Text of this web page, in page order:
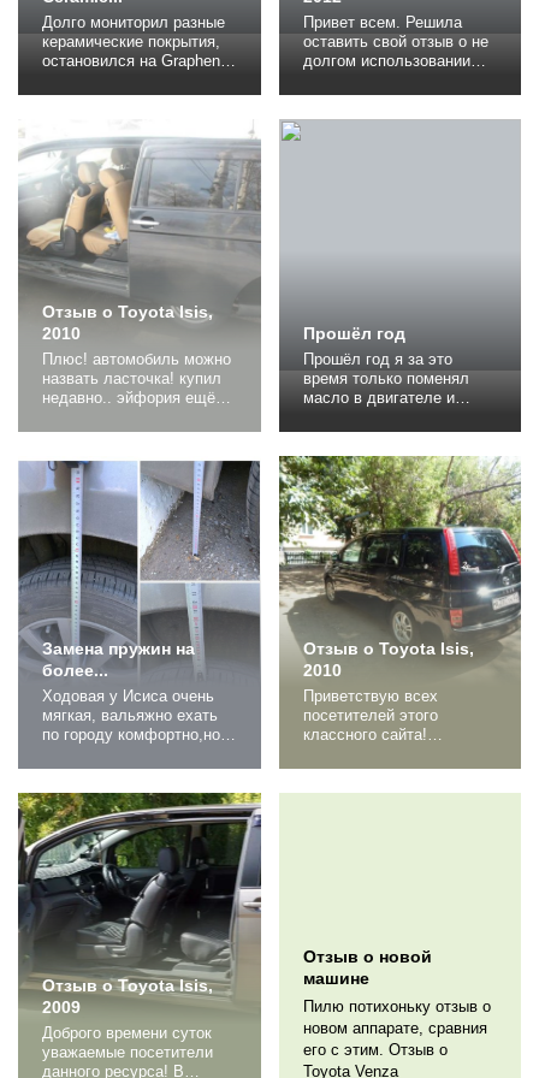
Долго мониторил разные
керамические покрытия,
остановился на Graphene
Knight. Положительных
много.Керамическое
покрытие для автомобиля
Platinum Knight создано
на основе жидкого
графена, которая
обеспечивает
высочайшую твёрдость
стекла, стойкость к...
Привет всем. Решила
оставить свой отзыв о не
долгом использовании
не отзыв, а так свои 5
копеек, по скольку во
Отзыв о Toyota Isis,
2010
Плюс! автомобиль можно
назвать ласточка! купил
недавно.. эйфория ещё
хочется ездить и не
побаивался вариатора...
но если бережно
относиться к машине то,
можно долго и упорно на
нем ездить. как на
самокате после хайса!
разгон лёгкий, не
прожорливая. при...
Прошёл год
Прошёл год я за это
время только поменял
масло в двигателе и
проблем и поломок не
было,и это радует.
Замерил антифриз и он
оказался 15, упала
плотность, я его с Японии
не менял. Подошло время
Т.О. менять масла, опыт
и чистота масла
подсказывает что его
надо менять через
50006000...
Замена пружин на
более...
Ходовая у Исиса очень
мягкая, вальяжно ехать
по городу комфортно,но
проезжать на скорости не
очень приятно, ибо потом
раскачка у него
большая,это мне и не
нравилось, поэтому
принял решение о замене
пружин на чуть более
жёсткие... 1677225 перед
до замены 1677224 зад до
замены...
Отзыв о Toyota Isis,
2010
Приветствую всех
посетителей этого
классного сайта!
оставляла свой отзыв об
одной из своих
предупрежу, что у меня
чисто женский взгляд
на...
Отзыв о Toyota Isis,
2009
Доброго времени суток
уважаемые посетители
данного ресурса! В
Отзыв о новой
машине
Пилю потихоньку отзыв о
новом аппарате, сравния
его с этим. Отзыв о
Toyota Venza